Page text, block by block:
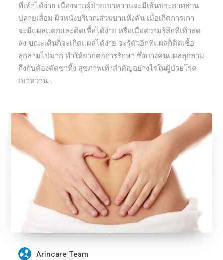
ที่เท้าได้ง่าย เนื่องจากผู้ป่วยเบาหวานจะมีเส้นประสาทส่วน
ปลายเสื่อม ผิวหนังบริเวณส่วนขาแห้งคัน เมื่อเกิดการเกา
จะมีแผลแตกและติดเชื้อได้ง่าย หรือเมื่อความรู้สึกที่เท้าลด
ลง ขณะเดินก็จะเกิดแผลได้ง่าย จะรู้ตัวอีกทีแผลก็ติดเชื้อ
ลุกลามไปมาก ทำให้ยากต่อการรักษา ซึ่งบางคนแผลลุกลาม
ถึงกับต้องตัดขาทิ้ง สุขภาพเท้าสำคัญอย่างไรในผู้ป่วยโรค
เบาหวาน...
Arincare Team